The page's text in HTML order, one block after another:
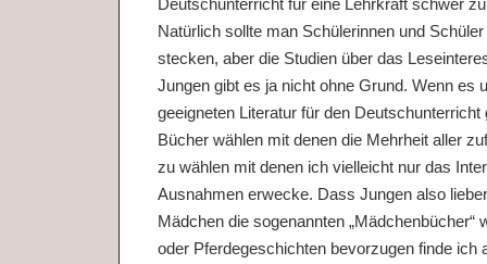
Deutschunterricht für eine Lehrkraft schwer
Natürlich sollte man Schülerinnen und
stecken, aber die Studien über das
Jungen gibt es ja nicht ohne Grund. Wenn es
geeigneten Literatur für den Deutschunterricht
Bücher wählen mit denen die Mehrheit aller
zu wählen mit denen ich vielleicht nur das
Ausnahmen erwecke. Dass Jungen also
Mädchen die sogenannten „Mädchenbücher“
oder Pferdegeschichten bevorzugen finde ich